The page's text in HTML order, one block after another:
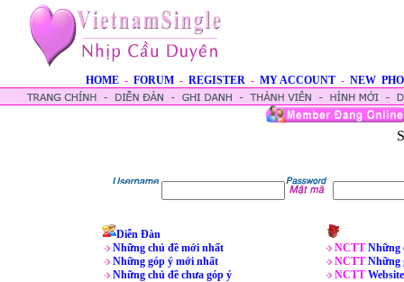
HOME - FORUM - REGISTER - MY ACCOUNT - NEW
Diễn Đàn
Những chủ đề mới nhất
Những góp ý mới nhất
Những chủ đề chưa góp ý
NCTT Những
NCTT Những
NCTT Website